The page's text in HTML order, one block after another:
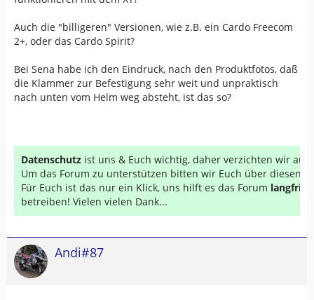
Auch die "billigeren" Versionen, wie z.B. ein Cardo Freecom
2+, oder das Cardo Spirit?
Bei Sena habe ich den Eindruck, nach den Produktfotos, daß
die Klammer zur Befestigung sehr weit und unpraktisch
nach unten vom Helm weg absteht, ist das so?
Datenschutz ist uns & Euch wichtig, daher verzichten wir auf
Um das Forum zu unterstützen bitten wir Euch über diesen
Für Euch ist das nur ein Klick, uns hilft es das Forum
betreiben! Vielen vielen Dank...
Andi#87